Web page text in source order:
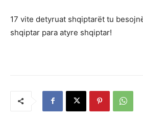
17 vite detyruat shqiptarët tu
shqiptar para atyre shqiptar!